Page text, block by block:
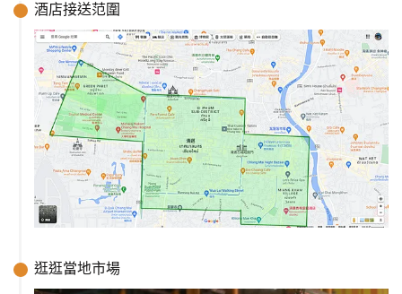
酒店接送范圍
逛逛當地市場